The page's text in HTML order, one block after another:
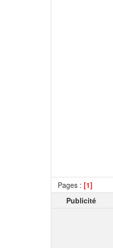
Pages : [1]
Publicité